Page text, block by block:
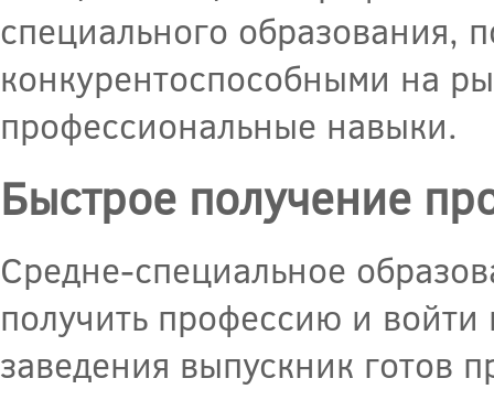
специального образования,
конкурентоспособными на
профессиональные навыки.
Быстрое получение
Средне-специальное
получить профессию и
заведения выпускник готов